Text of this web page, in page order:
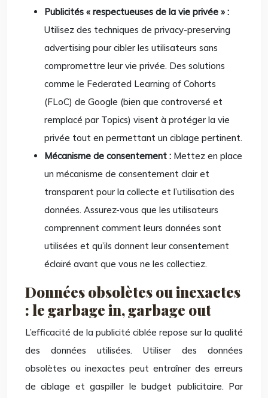
Publicités « respectueuses de la vie privée » :
Utilisez des techniques de privacy-preserving
advertising pour cibler les utilisateurs sans
compromettre leur vie privée. Des solutions
comme le Federated Learning of Cohorts
(FLoC) de Google (bien que controversé et
remplacé par Topics) visent à protéger la vie
privée tout en permettant un ciblage pertinent.
Mécanisme de consentement : Mettez en place
un mécanisme de consentement clair et
transparent pour la collecte et l’utilisation des
données. Assurez-vous que les utilisateurs
comprennent comment leurs données sont
utilisées et qu’ils donnent leur consentement
éclairé avant que vous ne les collectiez.
Données obsolètes ou inexactes
: le garbage in, garbage out
L’efficacité de la publicité ciblée repose sur la qualité
des données utilisées. Utiliser des données
obsolètes ou inexactes peut entraîner des erreurs
de ciblage et gaspiller le budget publicitaire. Par